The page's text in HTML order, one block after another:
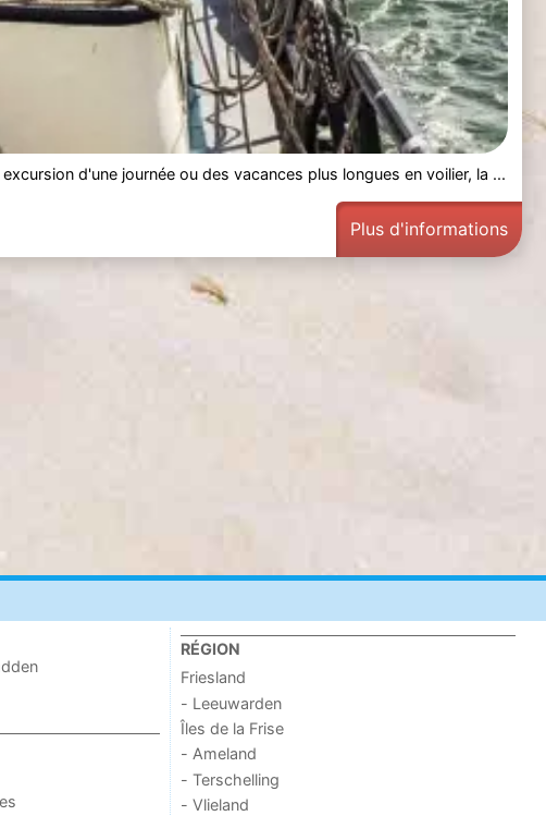
d'une journée ou des vacances plus longues en voilier, la ...
Plus d'informations
RÉGION
Friesland
- Leeuwarden
Îles de la Frise
- Ameland
- Terschelling
- Vlieland